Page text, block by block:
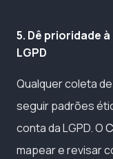
5. Dê prioridade
LGPD
Qualquer coleta
seguir padrões
conta da LGPD. O
mapear e revisar